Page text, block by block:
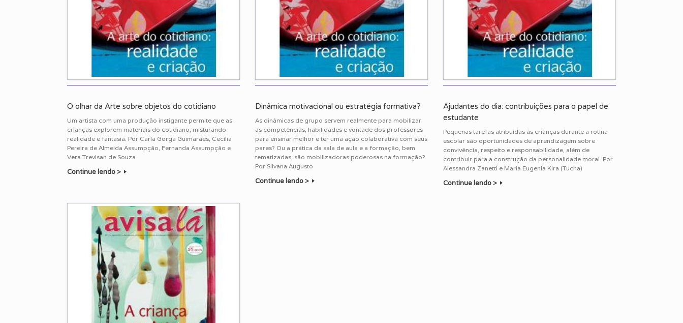
O olhar da Arte sobre objetos do cotidiano
Um artista com uma produção instigante permite que as
crianças explorem materiais do cotidiano, misturando
realidade e fantasia. Por Carla Gorga Guimarães, Cecília
Pereira de Almeida Assumpção, Fernanda Assumpção e
Vera Trevisan de Souza
Continue lendo >
Dinâmica motivacional ou estratégia formativa?
As dinâmicas de grupo servem realmente para mobilizar
as competências, habilidades e vontade dos professores
para ensinar melhor e ter uma ação colaborativa com seus
pares? Ou a prática da sala de aula e a formação, bem
tematizadas, são mobilizadoras poderosas na formação?
Por Silvana Augusto
Continue lendo >
Ajudantes do dia: contribuições para o papel de
estudante
Pequenas tarefas atribuídas às crianças durante a rotina
escolar são oportunidades de aprendizagem sobre
convivência, respeito e responsabilidade, além de
contribuir para a construção da personalidade moral. Por
Alessandra Zanetti e Maria Eugenia Kira (Tucha)
Continue lendo >